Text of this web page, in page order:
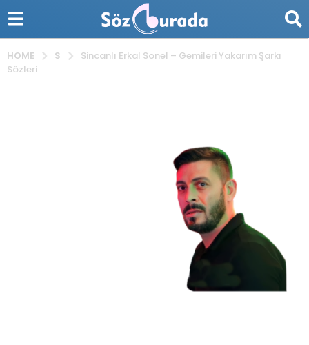
HOME S
Sincanlı Erkal Sonel – Gemileri Yakarım Şarkı
Sözleri